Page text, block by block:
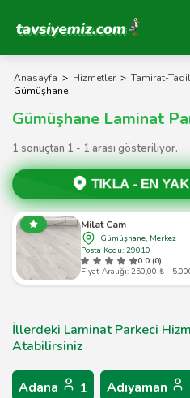
Tavsiyemiz Anasayfa
Anasayfa > Hizmetler > Tamirat-
Gümüşhane
Gümüşhane Laminat
1 sonuçtan 1 - 1 arası gösteriliyor.
TIKLA - EN
Milat Cam
Gümüşhane, Merkez
Posta Kodu: 29010
0.0 (0)
Fiyat Aralığı: 250,00 ₺ -
İllerdeki Laminat Parkeci
Atabilirsiniz
Adana 1 Adıyaman